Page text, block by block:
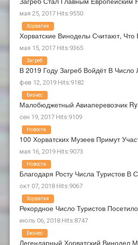
мая 25, 2017 Hits:9550
Хорватские Виноделы Считают,
мая 15, 2017 Hits:9365
Хорватия
В 2019 Году Загреб Войдёт В
фев 12, 2019 Hits:9182
Загреб
Малобюджетный Авиаперевозчик
сен 19, 2017 Hits:9109
Бизнес
100 Хорватских Музеев Примут
мая 16, 2019 Hits:9073
Новости
Благодаря Росту Числа Туристов В
окт 07, 2018 Hits:9067
Новости
Рекордное Число Туристов
июль 06, 2018 Hits:8747
Хорватия
Легендарный Хорватский Винодел
Бизнес